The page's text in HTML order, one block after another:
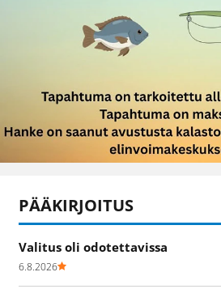
PÄÄKIRJOITUS
Valitus oli odotettavissa
6.8.2026